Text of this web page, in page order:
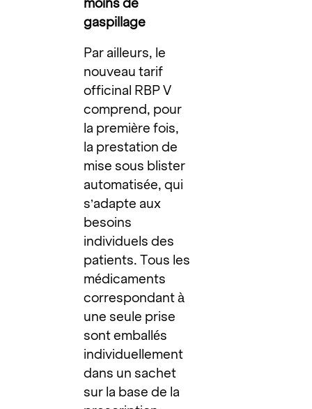
moins de
gaspillage
Par ailleurs, le
nouveau tarif
officinal RBP V
comprend, pour
la première fois,
la prestation de
mise sous blister
automatisée, qui
s’adapte aux
besoins
individuels des
patients. Tous les
médicaments
correspondant à
une seule prise
sont emballés
individuellement
dans un sachet
sur la base de la